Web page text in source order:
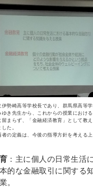
勢崎高等学校長であり、群馬県高等
き先生から、これからの授業におけ
まらず、「金融経済教育」として教
た。
者の定義は、今後の指導方針を考える
：主に個人の日常生活
的な金融取引に関する
。